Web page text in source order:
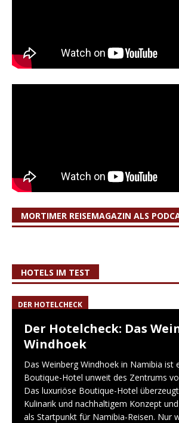
MORTIMER REISEMAGAZIN ALS
HOTELS IM TEST
DER HOTELCHECK
Der Hotelcheck: Das
Windhoek
Das Weinberg Windhoek in Namibia ist
Boutique-Hotel unweit des Zentrums
Das luxuriöse Boutique-Hotel
Kulinarik und nachhaltigem Konzept
als Startpunkt für Namibia-Reisen. Nur